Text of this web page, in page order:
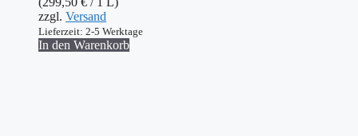
zzgl. Versand
Lieferzeit: 2-5 Werktage
In den Warenkorb